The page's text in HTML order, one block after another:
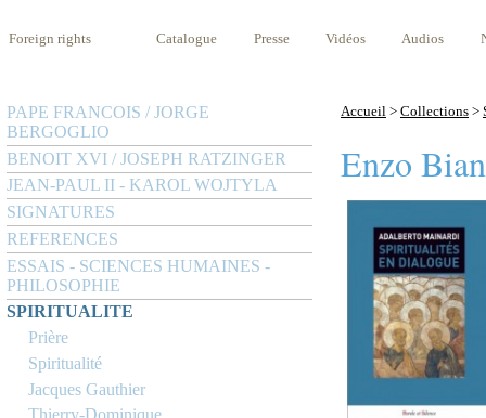
Foreign rights Catalogue Presse Vidéos Audios
PAPE FRANCOIS / JORGE
BERGOGLIO
BENOIT XVI / JOSEPH RATZINGER
JEAN-PAUL II - KAROL WOJTYLA
SIGNATURES
REFERENCES
ESSAIS - SCIENCES HUMAINES -
PHILOSOPHIE
SPIRITUALITE
Prière
Spiritualité
Jacques Gauthier
Accueil > Collections >
Enzo